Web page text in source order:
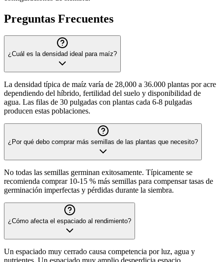
Preguntas Frecuentes
¿Cuál es la densidad ideal para maíz?
La densidad típica de maíz varía de 28,000 a 36.000 plantas por acre
dependiendo del híbrido, fertilidad del suelo y disponibilidad de
agua. Las filas de 30 pulgadas con plantas cada 6-8 pulgadas
producen estas poblaciones.
¿Por qué debo comprar más semillas de las plantas que necesito?
No todas las semillas germinan exitosamente. Típicamente se
recomienda comprar 10-15 % más semillas para compensar tasas de
germinación imperfectas y pérdidas durante la siembra.
¿Cómo afecta el espaciado al rendimiento?
Un espaciado muy cerrado causa competencia por luz, agua y
nutrientes. Un espaciado muy amplio desperdicia espacio